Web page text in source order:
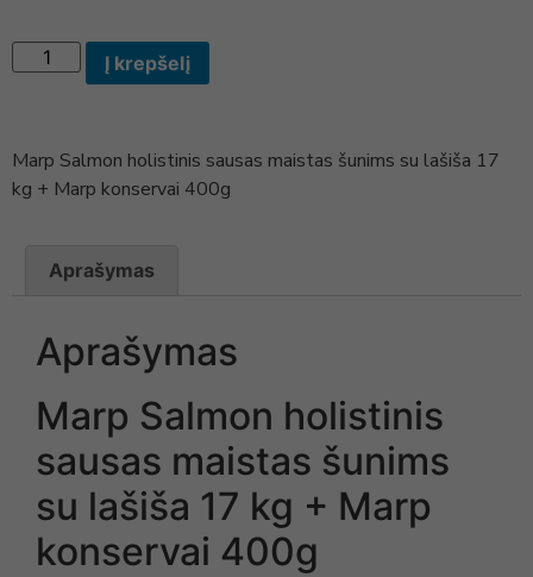
Į krepšelį
Marp Salmon holistinis sausas maistas šunims su lašiša 17
kg + Marp konservai 400g
Aprašymas
Aprašymas
Marp Salmon holistinis
sausas maistas šunims
su lašiša 17 kg + Marp
konservai 400g